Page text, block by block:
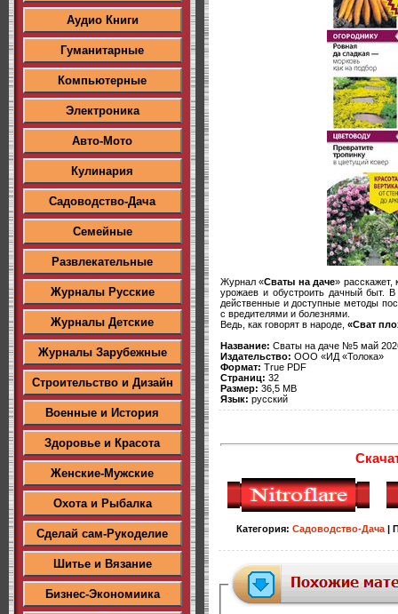
Аудио Книги
Гуманитарные
Компьютерные
Электроника
Авто-Мото
Кулинария
Садоводство-Дача
Семейные
Развлекательные
Журналы Русские
Журналы Детские
Журналы Зарубежные
Строительство и Дизайн
Военные и История
Здоровье и Красота
Женские-Мужские
Охота и Рыбалка
Сделай сам-Рукоделие
Шитье и Вязание
Бизнес-Экономиика
Журнал «Сваты на даче» расскажет,
урожаев и обустроить дачный быт.
действенные и доступные методы
с вредителями и болезнями.
Ведь, как говорят в народе, «Сват
Название: Сваты на даче №5 май
Издательство: ООО «ИД «Толока»
Формат: True PDF
Страниц: 32
Размер: 36,5 MB
Язык: русский
Категория: Садоводство-Дача|